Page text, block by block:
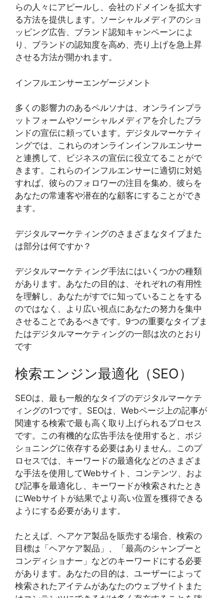
らの人々にアピールし、会社のドメインを拡大す
る方法を提供します。ソーシャルメディアのショ
ッピング広告、ブランド認知キャンペーンによ
り、ブランドの認知度を高め、売り上げを急上昇
させる方法が開かれます。
インフルエンサーエンゲージメント
多くの影響力のあるペルソナは、オンラインプラ
ットフォームやソーシャルメディアを介したブラ
ンドの宣伝に頼っています。デジタルマーケティ
ングでは、これらのオンラインインフルエンサー
と連携して、ビジネスの宣伝に役立てることがで
きます。これらのインフルエンサーに適切に対処
すれば、彼らのフォロワーの注目を集め、彼らを
あなたの常連客や潜在的な顧客にすることができ
ます。
デジタルマーケティングのさまざまなタイプまた
は部分は何ですか？
デジタルマーケティング手法にはいくつかの種類
があります。あなたの目的は、それぞれの有用性
を理解し、あなたがすでに知っていることをする
のではなく、より広い視点にあなたの努力を集中
させることであるべきです。9つの重要なタイプま
たはデジタルマーケティングの一部は次のとおり
です
検索エンジン最適化（SEO）
SEOは、最も一般的なタイプのデジタルマーケテ
ィングの1つです。SEOは、Webページ上の記事が
関連する検索で最も高く取り上げられるプロセス
です。この有機的な広告手法を使用すると、ポジ
ショニングに依存する必要はありません。このプ
ロセスでは、キーワードの最適化などのさまざま
な手法を使用してWebサイト、コンテンツ、およ
び記事を最適化し、キーワードが検索されたとき
にWebサイトが結果でより高い位置を獲得できる
ようにする必要があります。
たとえば、ヘアケア製品を販売する場合、検索の
目標は「ヘアケア製品」、「最高のシャンプーと
コンディショナー」などのキーワードにする必要
があります。あなたの目的は、ユーザーによって
検索されたアイテムがあなたのウェブサイトまた